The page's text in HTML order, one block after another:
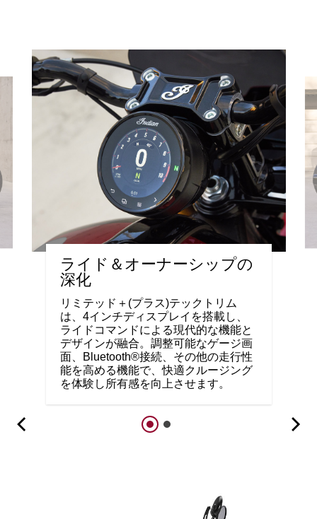
ライド＆オーナーシップの
深化
リミテッド＋(プラス)テックトリム
は、4インチディスプレイを搭載し、
ライドコマンドによる現代的な機能と
デザインが融合。調整可能なゲージ画
面、Bluetooth®接続、その他の走行性
能を高める機能で、快適クルージング
を体験し所有感を向上させます。